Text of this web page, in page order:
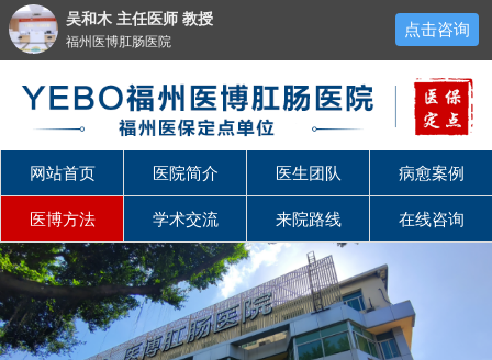
网站首页 医院简介 医生团队 病愈案例
医博方法 学术交流 来院路线 在线咨询
吴和木 主任医师 教授
福州医博肛肠医院
点击咨询